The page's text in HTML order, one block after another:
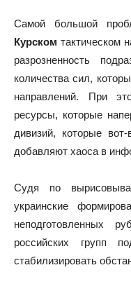
Самой большой
Курском тактическом
разрозненность
количества сил,
направлений. При
ресурсы, которые
дивизий, которые
добавляют хаоса в
Судя по
украинские
неподготовленных
российских групп
стабилизировать